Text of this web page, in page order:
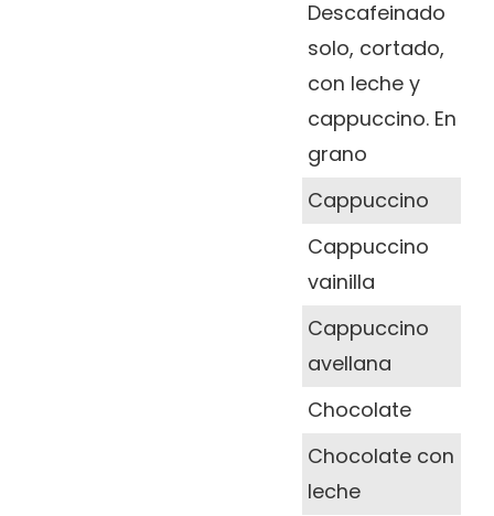
Descafeinado
solo, cortado,
con leche y
cappuccino. En
grano
Cappuccino
Cappuccino
vainilla
Cappuccino
avellana
Chocolate
Chocolate con
leche